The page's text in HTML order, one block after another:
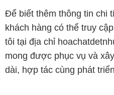
Để biết thêm thông tin chi
khách hàng có thể truy
tôi tại địa chỉ
mong được phục vụ và
dài, hợp tác cùng phát